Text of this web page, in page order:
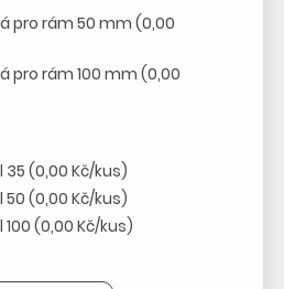
pro rám 50 mm (0,00
pro rám 100 mm (0,00
(0,00 Kč/kus)
(0,00 Kč/kus)
(0,00 Kč/kus)